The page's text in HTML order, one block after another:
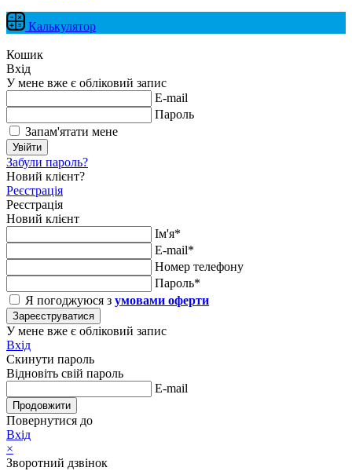
Калькулятор
Кошик
Вхід
У мене вже є обліковий запис
E-mail
Пароль
Запам'ятати мене
Увійти
Забули пароль?
Новий клієнт?
Реєстрація
Реєстрація
Новий клієнт
Ім'я*
E-mail*
Номер телефону
Пароль*
Я погоджуюся з умовами оферти
Зареєструватися
У мене вже є обліковий запис
Вхід
Скинути пароль
Відновіть свій пароль
E-mail
Продовжити
Повернутися до
Вхід
×
Зворотний дзвінок